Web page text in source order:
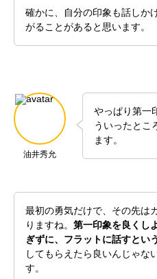
確かに、自分の印象も話しか
がることがあると思います。
油井秀允
やっぱり第一
ういったとこ
ます。
最初の勇気だけで、その先は
りますね。 第一印象を良くし
ぎずに、フラットに話すとい
してもらえたら良いんじゃな
す。